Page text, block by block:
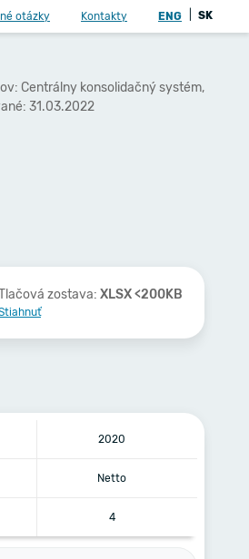
otázky Kontakty ENG SK
Centrálny konsolidačný systém,
31.03.2022
zostava: XLSX <200KB
2020
Netto
4